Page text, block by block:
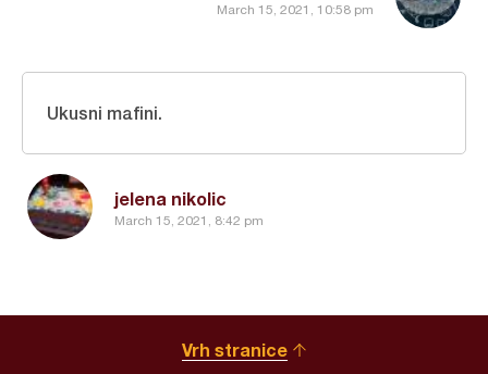
March 15, 2021, 10:58 pm
jelena nikolic
March 15, 2021, 8:42 pm
Ukusni mafini.
Vrh stranice